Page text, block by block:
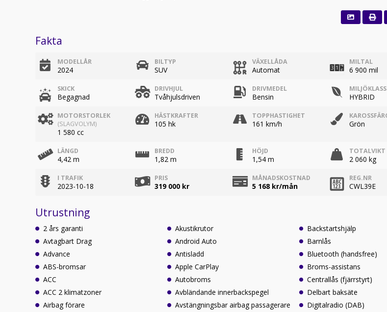
Fakta
MODELLÅR
2024
BILTYP
SUV
VÄXELLÅDA
Automat
MILTAL
6 900 mil
SKICK
Begagnad
DRIVHJUL
Tvåhjulsdriven
DRIVMEDEL
Bensin
MILJÖKLASS
HYBRID
MOTORSTORLEK
(SLAGVOLYM)
1 580 cc
HÄSTKRAFTER
105 hk
TOPPHASTIGHET
161 km/h Grön
LÄNGD
4,42 m
BREDD
1,82 m
HÖJD
1,54 m
TOTALVIKT
2 060 kg
I TRAFIK
2023-10-18
PRIS
319 000 kr
MÅNADSKOSTNAD
5 168kr/mån
REG.NR
CWL39E
Utrustning
2 års garanti
Avtagbart Drag
Advance
ABS-bromsar
ACC
ACC 2 klimatzoner
Airbag förare
Akustikrutor
Android Auto
Antisladd
Apple CarPlay
Autobroms
Avbländande innerbackspegel
Avstängningsbar airbag passagerare
Backstartshjälp
Barnlås
Bluetooth (handsfree)
Broms-assistans
Centrallås (fjärrstyrt)
Delbart baksäte
Digitalradio (DAB)